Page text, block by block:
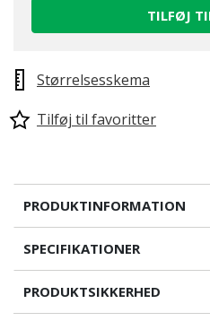
TILFØJ
Størrelsesskema
Tilføj til favoritter
PRODUKTINFORMATION
SPECIFIKATIONER
PRODUKTSIKKERHED